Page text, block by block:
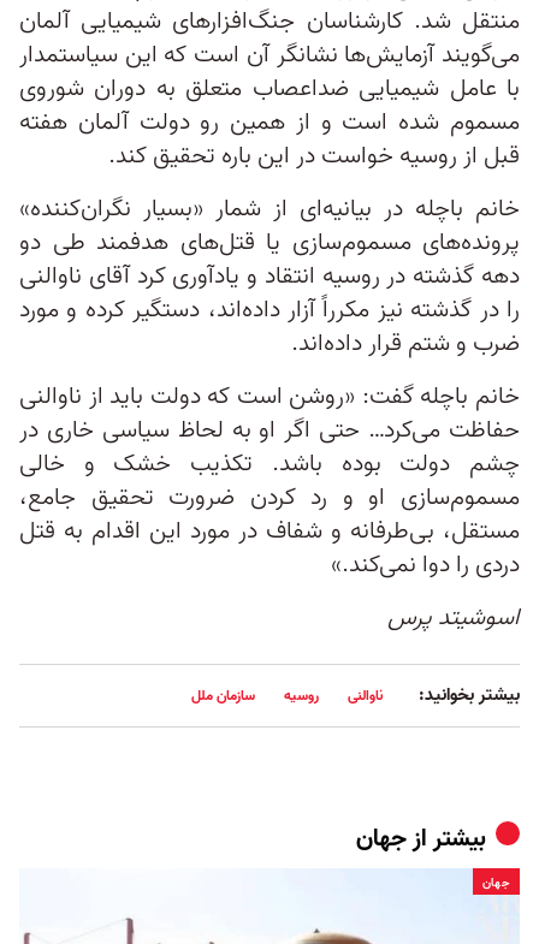
منتقل شد. کارشناسان جنگ‌افزارهای شیمیایی آلمان
می‌گویند آزمایش‌ها نشانگر آن است که این سیاستمدار
با عامل شیمیایی ضداعصاب متعلق به دوران شوروی
مسموم شده است و از همین رو دولت آلمان هفته
قبل از روسیه خواست در این باره تحقیق کند.
خانم باچله در بیانیه‌ای از شمار «بسیار نگران‌کننده»
پرونده‌های مسموم‌سازی یا قتل‌های هدفمند طی دو
دهه گذشته در روسیه انتقاد و یادآوری کرد آقای ناوالنی
را در گذشته نیز مکرراً آزار داده‌اند، دستگیر کرده و مورد
ضرب و شتم قرار داده‌اند.
خانم باچله گفت: «روشن است که دولت باید از ناوالنی
حفاظت می‌کرد… حتی اگر او به لحاظ سیاسی خاری در
چشم دولت بوده باشد. تکذیب خشک و خالی
مسموم‌سازی او و رد کردن ضرورت تحقیق جامع،
مستقل، بی‌طرفانه و شفاف در مورد این اقدام به قتل
دردی را دوا نمی‌کند.»
اسوشیتد پرس
بیشتر بخوانید: ناوالنی روسیه سازمان ملل
بیشتر ازجهان
جهان